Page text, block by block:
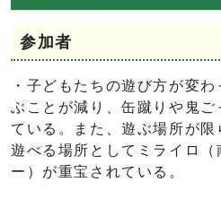
参加者
・子どもたちの遊び方が変
ぶことが減り、缶蹴りや鬼
ている。また、遊ぶ場所が
遊べる場所としてミライロ（
ー）が重宝されている。